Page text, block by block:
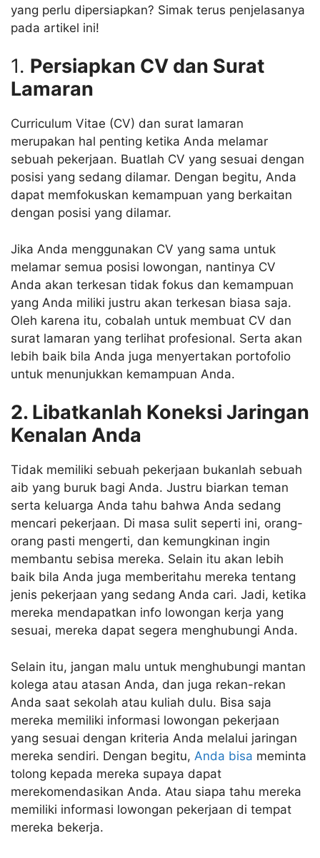
yang perlu dipersiapkan? Simak terus penjelasanya
pada artikel ini!
1. Persiapkan CV dan Surat
Lamaran
Curriculum Vitae (CV) dan surat lamaran
merupakan hal penting ketika Anda melamar
sebuah pekerjaan. Buatlah CV yang sesuai dengan
posisi yang sedang dilamar. Dengan begitu, Anda
dapat memfokuskan kemampuan yang berkaitan
dengan posisi yang dilamar.
Jika Anda menggunakan CV yang sama untuk
melamar semua posisi lowongan, nantinya CV
Anda akan terkesan tidak fokus dan kemampuan
yang Anda miliki justru akan terkesan biasa saja.
Oleh karena itu, cobalah untuk membuat CV dan
surat lamaran yang terlihat profesional. Serta akan
lebih baik bila Anda juga menyertakan portofolio
untuk menunjukkan kemampuan Anda.
2. Libatkanlah Koneksi Jaringan
Kenalan Anda
Tidak memiliki sebuah pekerjaan bukanlah sebuah
aib yang buruk bagi Anda. Justru biarkan teman
serta keluarga Anda tahu bahwa Anda sedang
mencari pekerjaan. Di masa sulit seperti ini, orang-
orang pasti mengerti, dan kemungkinan ingin
membantu sebisa mereka. Selain itu akan lebih
baik bila Anda juga memberitahu mereka tentang
jenis pekerjaan yang sedang Anda cari. Jadi, ketika
mereka mendapatkan info lowongan kerja yang
sesuai, mereka dapat segera menghubungi Anda.
Selain itu, jangan malu untuk menghubungi mantan
kolega atau atasan Anda, dan juga rekan-rekan
Anda saat sekolah atau kuliah dulu. Bisa saja
mereka memiliki informasi lowongan pekerjaan
yang sesuai dengan kriteria Anda melalui jaringan
mereka sendiri. Dengan begitu, Anda bisa meminta
tolong kepada mereka supaya dapat
merekomendasikan Anda. Atau siapa tahu mereka
memiliki informasi lowongan pekerjaan di tempat
mereka bekerja.